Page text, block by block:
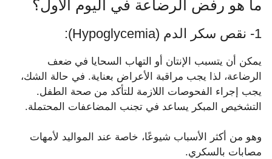
ما هو رفض الرضاعة في اليوم الأول؟
1- نقص سكر الدم (Hypoglycemia):
يمكن أن يتسبب الإنتان أو التهاب السحايا في ضعف
الرضاعة، لذا يجب مراقبة الأعراض بعناية. في حالة الشك،
يجب إجراء الفحوصات اللازمة للتأكد من صحة الطفل.
التشخيص المبكر يساعد في تجنب المضاعفات المحتملة.
وهو من أكثر الأسباب شيوعًا، خاصة عند المواليد لأمهات
مصابات بالسكري.